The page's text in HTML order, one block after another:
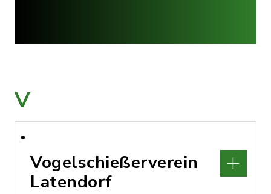
V
Vogelschießerverein
Latendorf